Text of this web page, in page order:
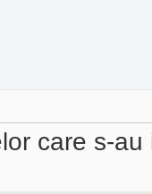
care s-